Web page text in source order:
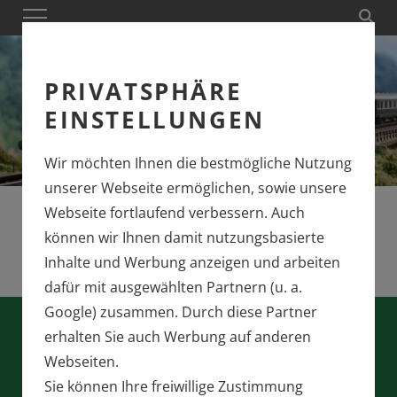
PRIVATSPHÄRE
EINSTELLUNGEN
Wir möchten Ihnen die bestmögliche Nutzung
unserer Webseite ermöglichen, sowie unsere
Webseite fortlaufend verbessern. Auch
können wir Ihnen damit nutzungsbasierte
Inhalte und Werbung anzeigen und arbeiten
dafür mit ausgewählten Partnern (u. a.
Google) zusammen. Durch diese Partner
erhalten Sie auch Werbung auf anderen
Webseiten.
Sie können Ihre freiwillige Zustimmung
MINITRIX